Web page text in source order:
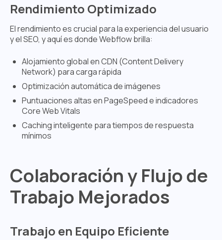
Rendimiento Optimizado
El rendimiento es crucial para la experiencia del usuario
y el SEO, y aquí es donde Webflow brilla:
Alojamiento global en CDN (Content Delivery
Network) para carga rápida
Optimización automática de imágenes
Puntuaciones altas en PageSpeed e indicadores
Core Web Vitals
Caching inteligente para tiempos de respuesta
mínimos
Colaboración y Flujo de
Trabajo Mejorados
Trabajo en Equipo Eficiente